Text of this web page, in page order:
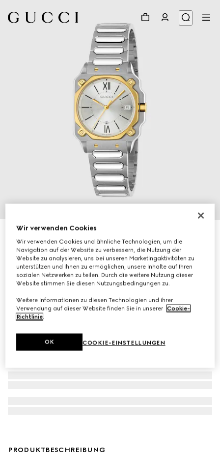
G-Flat Uhr, 30 mm
€ 1.900
PRODUKTBESCHREIBUNG
Wir verwenden Cookies
Wir verwenden Cookies und ähnliche Technologien, um die
Navigation auf der Website zu verbessern, die Nutzung der
Website zu analysieren, uns bei unseren Marketingaktivitäten zu
unterstützen und Ihnen zu ermöglichen, unsere Inhalte auf Ihren
sozialen Netzwerken zu teilen. Durch die weitere Nutzung dieser
Website stimmen Sie diesen Nutzungsbedingungen zu.
Weitere Informationen zu diesen Technologien und ihrer
Verwendung auf dieser Website finden Sie in unserer Cookie-
Richtlinie.
COOKIE-EINSTELLUNGEN
OK